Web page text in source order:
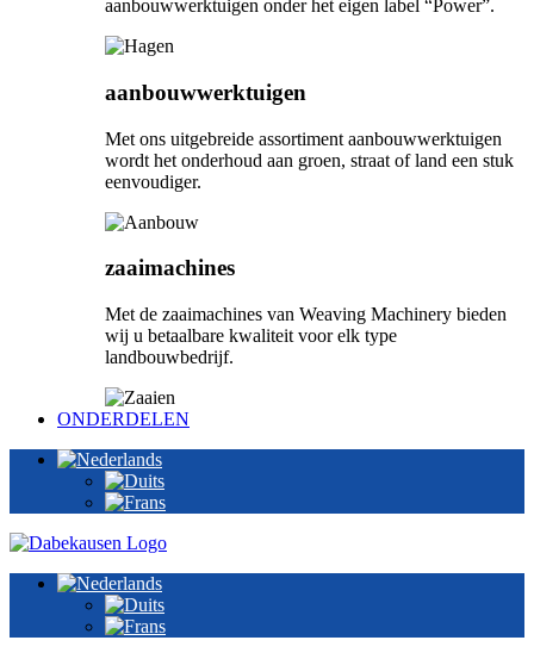
aanbouwwerktuigen onder het eigen label “Power”.
aanbouwwerktuigen
Met ons uitgebreide assortiment aanbouwwerktuigen
wordt het onderhoud aan groen, straat of land een stuk
eenvoudiger.
zaaimachines
Met de zaaimachines van Weaving Machinery bieden
wij u betaalbare kwaliteit voor elk type
landbouwbedrijf.
ONDERDELEN